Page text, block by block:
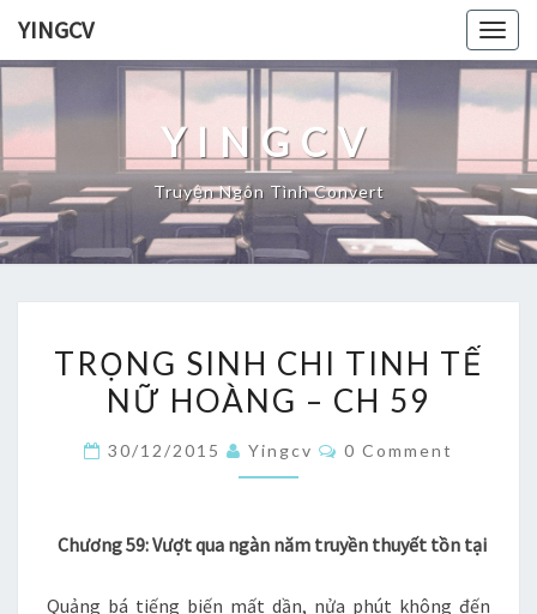
content
YINGCV
YINGCV
Truyện Ngôn Tình Convert
SINH
CHI
TẾ
HOÀNG
CH
TRỌNG SINH CHI TINH TẾ
NỮ HOÀNG – CH 59
30/12/2015 Yingcv Comments
0 Comment
Chương 59: Vượt qua ngàn năm truyền thuyết tồn tại
Quảng bá tiếng biến mất dần, nửa phút không đến